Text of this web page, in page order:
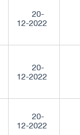
20-
12-2022
20-
12-2022
20-
12-2022